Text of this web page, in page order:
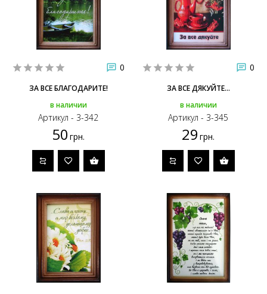
0
ЗА ВСЕ БЛАГОДАРИТЕ!
в наличии
Артикул - 3-342
50 грн.
0
ЗА ВСЕ ДЯКУЙТЕ...
в наличии
Артикул - 3-345
29 грн.